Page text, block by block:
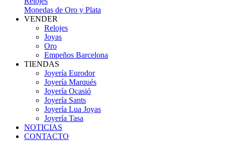
Monedas de Oro y Plata
VENDER
Relojes
Joyas
Oro
Empeños Barcelona
TIENDAS
Joyería Eurodor
Joyería Marqués
Joyería Ocasió
Joyería Sants
Joyería Lua Joyas
Joyería Tasa
NOTICIAS
CONTACTO